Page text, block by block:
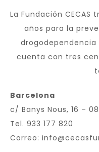
La Fundación
años para la
cuenta con tres
Barcelona
c/ Banys Nous, 16 –
Tel. 933 177 820
Correo: